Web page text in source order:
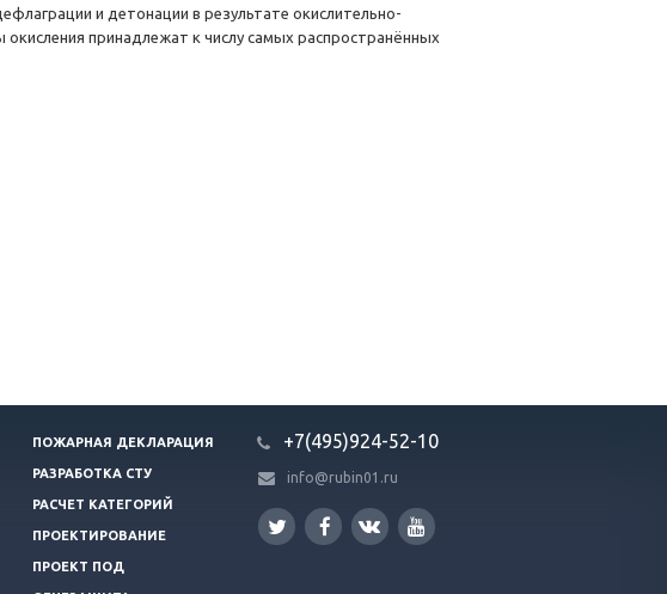
и детонации в результате окислительно-
принадлежат к числу самых распространённых
ПОЖАРНАЯ ДЕКЛАРАЦИЯ
РАЗРАБОТКА СТУ
РАСЧЕТ КАТЕГОРИЙ
ПРОЕКТИРОВАНИЕ
ПРОЕКТ ПОД
+7(495)924-52-10
info@rubin01.ru